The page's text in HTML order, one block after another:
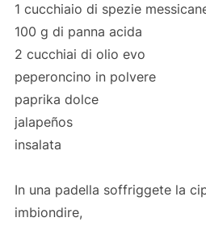
1 cucchiaio di spezie
100 g di panna acida
2 cucchiai di olio evo
peperoncino in polvere
paprika dolce
jalapeños
insalata
In una padella soffriggete la
imbiondire,